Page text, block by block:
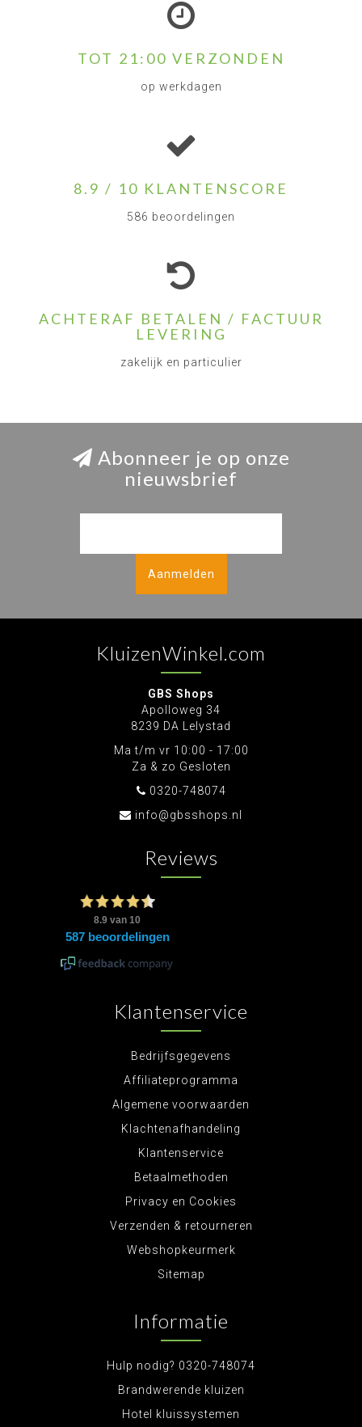
TOT 21:00 VERZONDEN
op werkdagen
8.9 / 10 KLANTENSCORE
586 beoordelingen
ACHTERAF BETALEN / FACTUUR
LEVERING
zakelijk en particulier
Abonneer je op onze
nieuwsbrief
Aanmelden
KluizenWinkel.com
GBS Shops
Apolloweg 34
8239 DA Lelystad
Ma t/m vr 10:00 - 17:00
Za & zo Gesloten
0320-748074
info@gbsshops.nl
Reviews
Klantenservice
Bedrijfsgegevens
Affiliateprogramma
Algemene voorwaarden
Klachtenafhandeling
Klantenservice
Betaalmethoden
Privacy en Cookies
Verzenden & retourneren
Webshopkeurmerk
Sitemap
Informatie
Hulp nodig? 0320-748074
Brandwerende kluizen
Hotel kluissystemen